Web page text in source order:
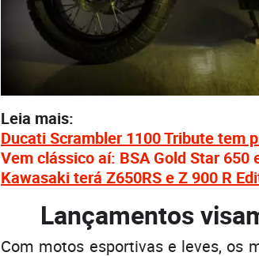
Leia mais:
Ducati Scrambler 1100 Tribute tem
Vem clássico aí: BSA Gold Star 650
Kawasaki terá Z650RS e Z 900 R
Lançamentos
Com motos esportivas e leves, os